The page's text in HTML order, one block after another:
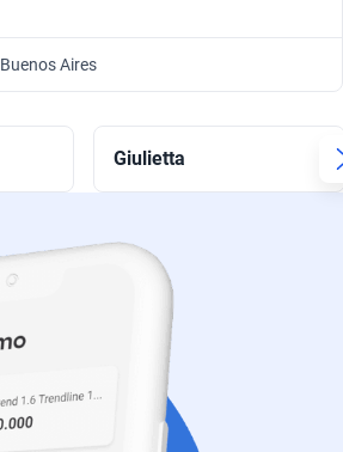
Buenos Aires
Giulietta